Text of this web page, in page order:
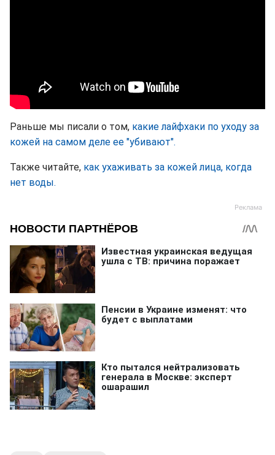
Раньше мы писали о том, какие лайфхаки по уходу за
кожей на самом деле ее "убивают".
Также читайте, как ухаживать за кожей лица, когда
нет воды.